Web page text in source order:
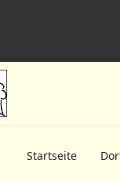
Startseite